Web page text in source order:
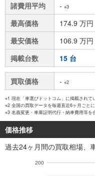
諸費用平均
- ※3
最高価格 174.9 万円
最安価格 106.9 万円
掲載台数 15 台
買取価格 - ※2
※1 現在「車選びドットコム」に掲載されて
※2 全国の買取データを毎週直近6ヶ月ごと
※3 名義変更・車庫証明代行・納車費用等を
価格推移
過去24ヶ月間の買取相場、
200